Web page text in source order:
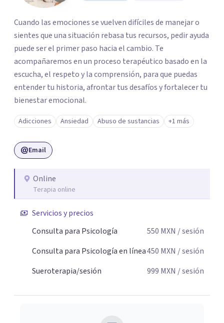
Cuando las emociones se vuelven difíciles de manejar o
sientes que una situación rebasa tus recursos, pedir ayuda
puede ser el primer paso hacia el cambio. Te
acompañaremos en un proceso terapéutico basado en la
escucha, el respeto y la comprensión, para que puedas
entender tu historia, afrontar tus desafíos y fortalecer tu
bienestar emocional.
Adicciones Ansiedad Abuso de sustancias +1 más
Email
Online
Terapia online
Servicios y precios
Consulta para Psicología
550 MXN / sesión
Consulta para Psicología en línea450 MXN / sesión
Sueroterapia/sesión
999 MXN / sesión